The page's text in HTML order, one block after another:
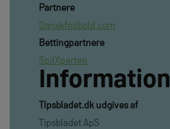
Partnere
Danskfodbold.com
Bettingpartnere
SpilXperten
Information
TIpsbladet.dk udgives af
Tipsbladet ApS